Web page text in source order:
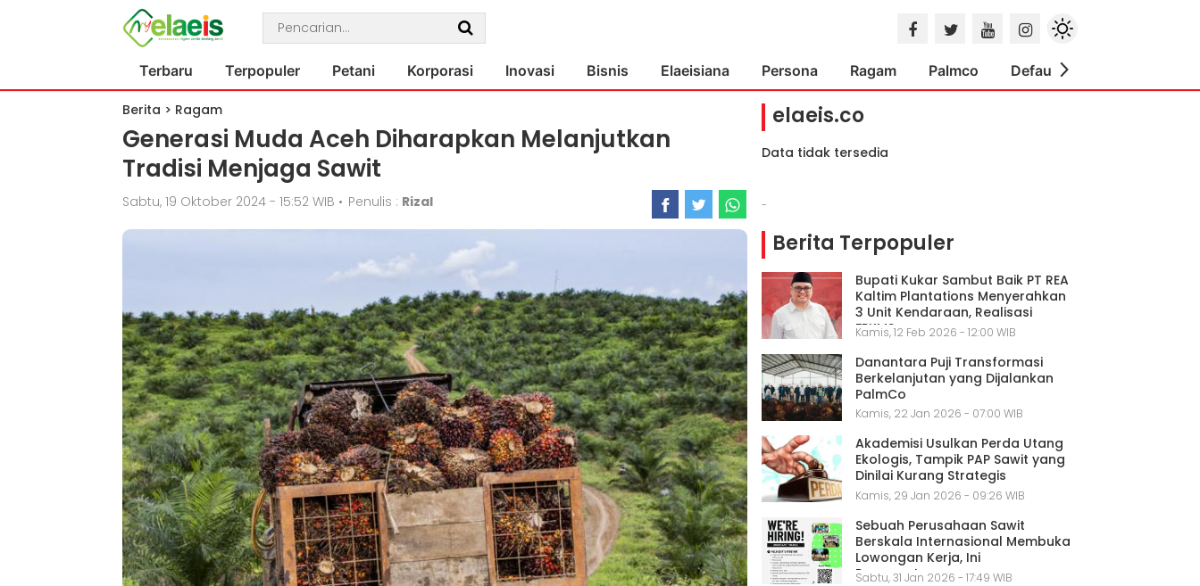
Terbaru Terpopuler Petani Korporasi Inovasi Bisnis Elaeisiana Persona Ragam Palmco Default
Berita > Ragam
Generasi Muda Aceh Diharapkan Melanjutkan
Tradisi Menjaga Sawit
Sabtu, 19 Oktober 2024 - 15:52 WIB • Penulis : Rizal
elaeis.co
Data tidak tersedia
-
Berita Terpopuler
Bupati Kukar Sambut Baik PT REA
Kaltim Plantations Menyerahkan
3 Unit Kendaraan, Realisasi
FPKMS
Kamis, 12 Feb 2026 - 12:00 WIB
Danantara Puji Transformasi
Berkelanjutan yang Dijalankan
PalmCo
Kamis, 22 Jan 2026 - 07:00 WIB
Akademisi Usulkan Perda Utang
Ekologis, Tampik PAP Sawit yang
Dinilai Kurang Strategis
Kamis, 29 Jan 2026 - 09:26 WIB
Sebuah Perusahaan Sawit
Berskala Internasional Membuka
Lowongan Kerja, Ini
Persyaratannya
Sabtu, 31 Jan 2026 - 17:49 WIB